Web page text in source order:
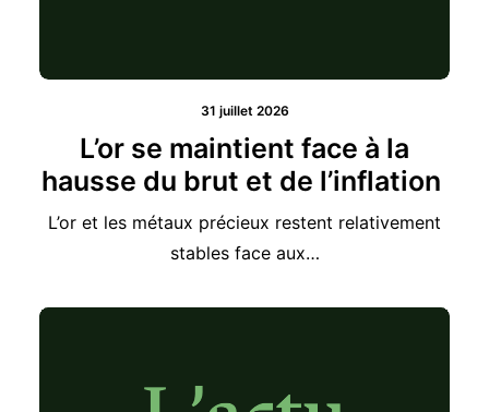
31 juillet 2026
L’or se maintient face à la
hausse du brut et de l’inflation
L’or et les métaux précieux restent relativement
stables face aux…